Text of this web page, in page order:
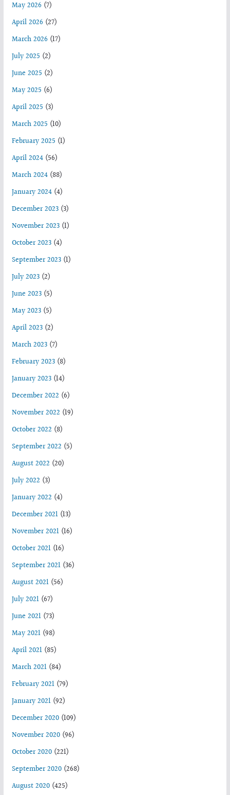
May 2026(7)
April 2026(27)
March 2026(17)
July 2025 (2)
June 2025 (2)
May 2025 (6)
April 2025 (3)
March 2025 (10)
February 2025 (1)
April 2024(56)
March 2024(88)
January 2024(4)
December 2023(3)
November 2023(1)
October 2023(4)
September 2023(1)
July 2023(2)
June 2023(5)
May 2023(5)
April 2023(2)
March 2023(7)
February 2023(8)
January 2023(14)
December 2022 (6)
November 2022 (19)
October 2022 (8)
September 2022 (5)
August 2022 (20)
July 2022 (3)
January 2022 (4)
December 2021(13)
November 2021(16)
October 2021(16)
September 2021(36)
August 2021(56)
July 2021(67)
June 2021(73)
May 2021(98)
April 2021(85)
March 2021(84)
February 2021(79)
January 2021(92)
December 2020(109)
November 2020(96)
October 2020(221)
September 2020(268)
August 2020(425)